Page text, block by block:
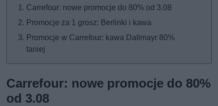
Carrefour: nowe promocje do 80% od 3.08
Promocje za 1 grosz: Berlinki i kawa
Promocje w Carrefour: kawa Dallmayr 80%
taniej
Carrefour: nowe promocje do 80%
od 3.08